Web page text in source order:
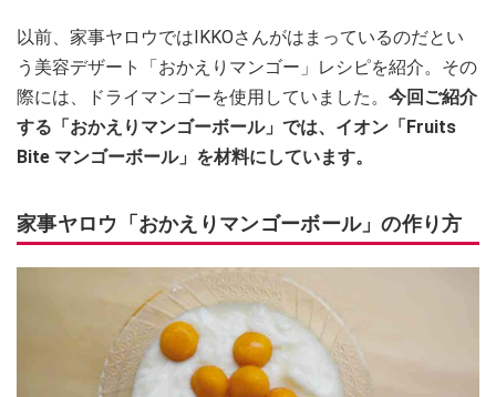
以前、家事ヤロウではIKKOさんがはまっているのだとい
う美容デザート「おかえりマンゴー」レシピを紹介。その
際には、ドライマンゴーを使用していました。 今回ご紹介
する「おかえりマンゴーボール」では、イオン「Fruits
Bite マンゴーボール」を材料にしています。
家事ヤロウ「おかえりマンゴーボール」の作り方